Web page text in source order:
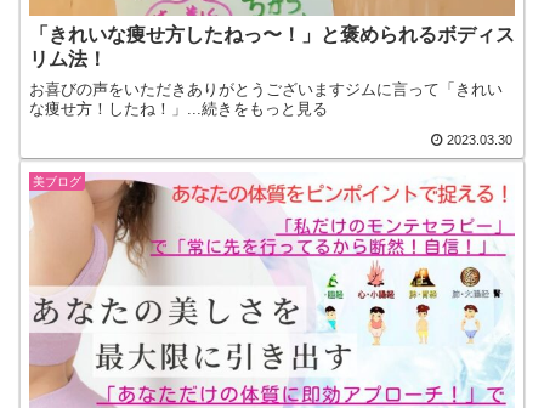
「きれいな痩せ方したねっ〜！」と褒められるボディス
リム法！
お喜びの声をいただきありがとうございますジムに言って「きれい
な痩せ方！したね！」...続きをもっと見る
2023.03.30
美ブログ